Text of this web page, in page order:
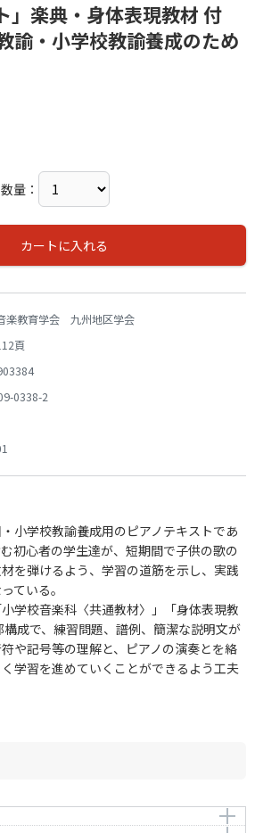
」楽典・身体表現教材 付
諭・小学校教諭養成のため
数量：
カートに入れる
楽教育学会 九州地区学会
頁
0338-2
小学校教諭養成用のピアノテキストであ
初心者の学生達が、短期間で子供の歌の
を弾けるよう、学習の道筋を示し、実践
ている。
小学校音楽科〈共通教材〉」「身体表現教
成で、練習問題、譜例、簡潔な説明文が
や記号等の理解と、ピアノの演奏とを絡
学習を進めていくことができるよう工夫